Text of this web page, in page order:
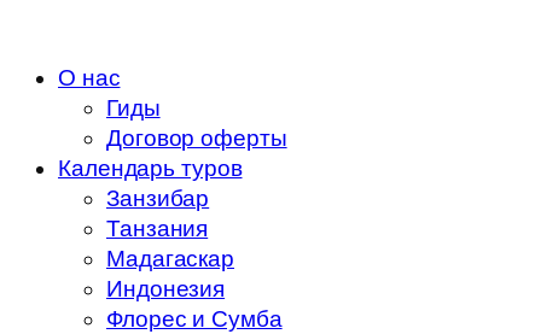
О нас
Гиды
Договор оферты
Календарь туров
Занзибар
Танзания
Мадагаскар
Индонезия
Флорес и Сумба